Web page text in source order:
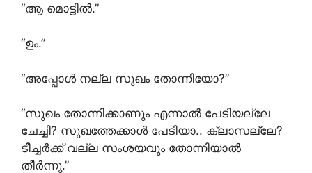
“ആ മൊട്ടിൽ.”
“ഉം.”
“അപ്പോൾ നല്ല സുഖം തോന്നിയോ?”
“സുഖം തോന്നിക്കാണും എന്നാൽ പേടിയല്ലേ
ചേച്ചി? സുഖത്തേക്കാൾ പേടിയാ.. ക്ലാസല്ലേ?
ടീച്ചർക്ക് വല്ല സംശയവും തോന്നിയാൽ
തീർന്നു.”